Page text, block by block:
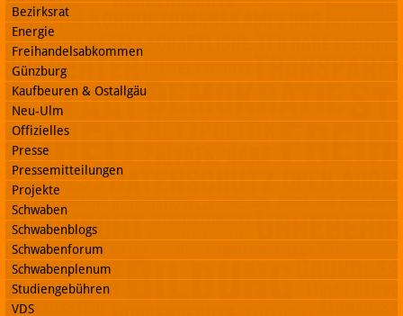
Bezirksrat
Energie
Freihandelsabkommen
Günzburg
Kaufbeuren & Ostallgäu
Neu-Ulm
Offizielles
Presse
Pressemitteilungen
Projekte
Schwaben
Schwabenblogs
Schwabenforum
Schwabenplenum
Studiengebühren
VDS